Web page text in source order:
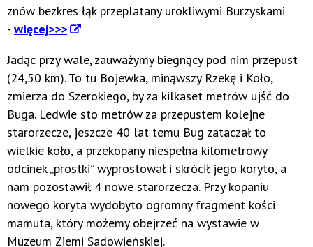
znów bezkres łąk przeplatany urokliwymi Burzyskami
- więcej>>>
Jadąc przy wale, zauważymy biegnący pod nim przepust
(24,50 km). To tu Bojewka, minąwszy Rzekę i Koło,
zmierza do Szerokiego, by za kilkaset metrów ujść do
Buga. Ledwie sto metrów za przepustem kolejne
starorzecze, jeszcze 40 lat temu Bug zataczał to
wielkie koło, a przekopany niespełna kilometrowy
odcinek „prostki” wyprostował i skrócił jego koryto, a
nam pozostawił 4 nowe starorzecza. Przy kopaniu
nowego koryta wydobyto ogromny fragment kości
mamuta, który możemy obejrzeć na wystawie w
Muzeum Ziemi Sadowieńskiej.